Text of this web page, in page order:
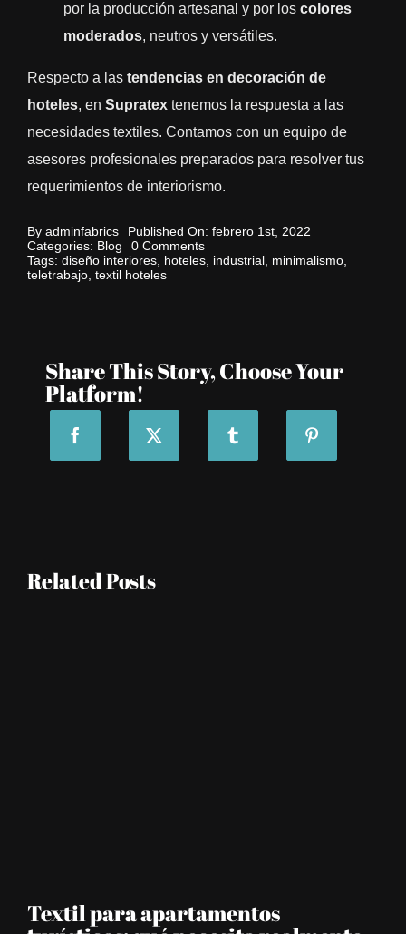
por la producción artesanal y por los colores
moderados, neutros y versátiles.
Respecto a las tendencias en decoración de
hoteles, en Supratextenemos la respuesta a las
necesidades textiles. Contamos con un equipo de
asesores profesionales preparados para resolver tus
requerimientos de interiorismo.
By adminfabrics
Published On: febrero 1st, 2022
Categories: Blog 0 Commentson
Tendencias
decoración
hoteles
Tags: diseño interiores, hoteles, industrial, minimalismo,
teletrabajo, textil hoteles
Share This Story, Choose Your
Platform!
Related Posts
Textil para apartamentos